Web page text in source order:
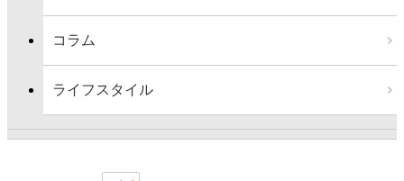
コラム
ライフスタイル